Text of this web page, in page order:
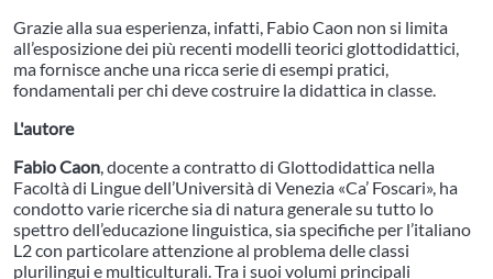
Grazie alla sua esperienza, infatti, Fabio Caon non si limita
all’esposizione dei più recenti modelli teorici glottodidattici,
ma fornisce anche una ricca serie di esempi pratici,
fondamentali per chi deve costruire la didattica in classe.
L'autore
Fabio Caon, docente a contratto di Glottodidattica nella
Facoltà di Lingue dell’Università di Venezia «Ca’ Foscari», ha
condotto varie ricerche sia di natura generale su tutto lo
spettro dell’educazione linguistica, sia specifiche per l’italiano
L2 con particolare attenzione al problema delle classi
plurilingui e multiculturali. Tra i suoi volumi principali